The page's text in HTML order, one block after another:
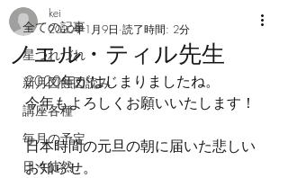
全ての記事
星つれづれ
新月図蝕図読み
講座各種
毎月の予定
日々徒然
ノエル・ティル先生
kei
2020年1月9日 読了時間: 2分
2020年がはじまりましたね。
今年もよろしくお願いいたします！
日本時間の元旦の朝に届いた悲しい
お知らせ。